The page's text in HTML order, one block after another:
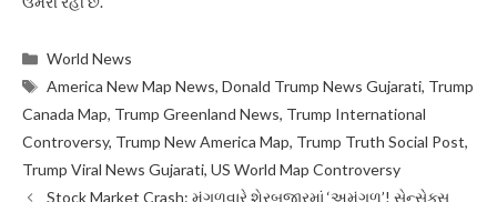
Categories
World News
Tags
America New Map News,Donald Trump News Gujarati, Trump
Canada Map, Trump Greenland News, Trump International
Controversy, Trump New America Map, Trump Truth Social Post,
Trump Viral News Gujarati, US World Map Controversy
Stock Market Crash: મંગળવારે શેરબજારમાં ‘અમંગળ’! સેન્સેક્સ